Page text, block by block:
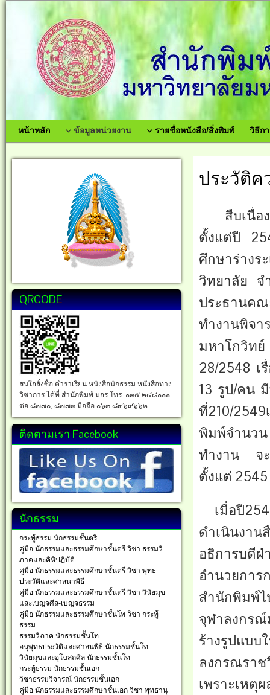
หน้าหลัก ข้อมูลหน่วยงาน รายชื่อหนังสือ/สิ่งพิมพ์ วิธีก
QRCODE
สนใจสั่งซื้อ ตำราเรียน หนังสือนักธรรม หนังสือทาง
วิชาการ ได้ที่ สำนักพิมพ์ มจร โทร. ๐๓๕ ๒๔๘๐๐๐
ต่อ ๘๗๗๐, ๘๗๗๓ มือถือ ๐๖๓ ๘๙๖๙๖๖๒
ติดตามเรา Facebook
นักธรรม
กระทู้ธรรม นักธรรมชั้นตรี
คู่มือ นักธรรมและธรรมศึกษาชั้นตรี วิชา ธรรมวิ
ภาคและคิหิปฏิบัติ
คู่มือ นักธรรมและธรรมศึกษาชั้นตรี วิชา พุทธ
ประวัติและศาสนาพิธี
คู่มือ นักธรรมและธรรมศึกษาชั้นตรี วิชา วินัยมุข
และเบญจศีล-เบญจธรรม
คู่มือ นักธรรมและธรรมศึกษาชั้นโท วิชา กระทู้
ธรรม
ธรรมวิภาค นักธรรมชั้นโท
อนุพุทธประวัติและศาสนพิธี นักธรรมชั้นโท
วินัยมุขและอุโบสถศีล นักธรรมชั้นโท
กระทู้ธรรม นักธรรมชั้นเอก
วิชาธรรมวิจารณ์ นักธรรมชั้นเอก
คู่มือ นักธรรมและธรรมศึกษาชั้นเอก วิชา พุทธานุ
ประวัติค
สืบเนื่อง
ตั้งแต่ปี
ศึกษาร่าง
วิทยาลัย
ประธานค
ทำงานพิจ
มหาโกวิท
28/2548 เ
13 รูป/คน
ที่210/
พิมพ์จำนว
ทำงาน จะ
ตั้งแต่
เมื่อปี
ดำเนินง
อธิการบดีฝ่
อำนวยการ
สำนักพิมพ์ไ
จุฬาลงกร
ร้างรูปแบ
ลงกรณรา
เพราะเหตุ